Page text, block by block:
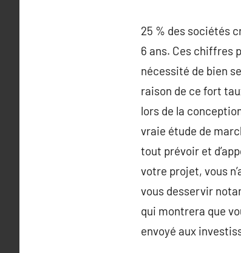
25 % des sociétés
6 ans. Ces chiffres
nécessité de bien
raison de ce fort
lors de la
vraie étude de
tout prévoir et
votre projet, vous
vous desservir
qui montrera que
envoyé aux